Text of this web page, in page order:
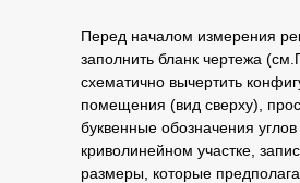
Перед началом измерения
заполнить бланк чертежа
схематично вычертить
помещения (вид сверху),
буквенные обозначения
криволинейном участке,
размеры, которые